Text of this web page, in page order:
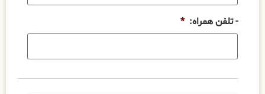
- تلفن همراه: *